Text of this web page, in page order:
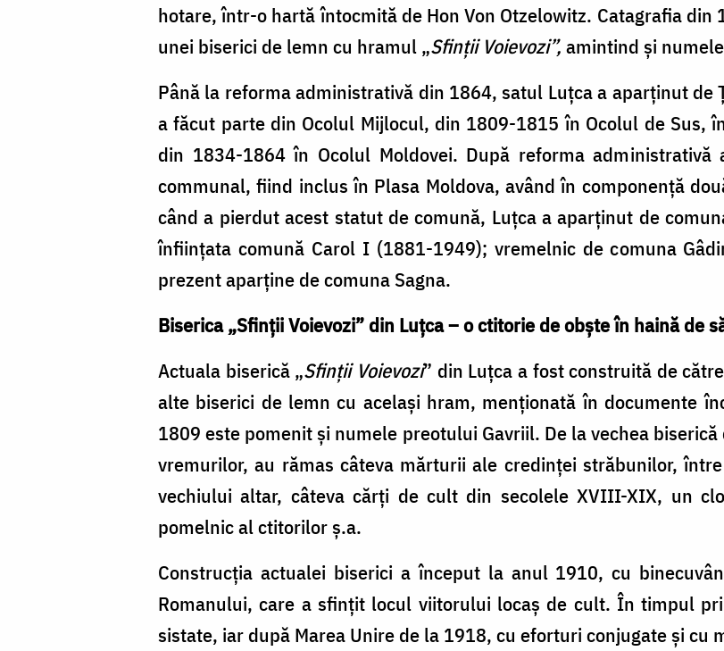
hotare, într-o hartă întocmită de Hon Von Otzelowitz. Catagrafia din
unei biserici de lemn cu hramul „Sfinții Voievozi”, amintind și
Până la reforma administrativă din 1864, satul Luțca a aparținut
a făcut parte din Ocolul Mijlocul, din 1809-1815 în Ocolul de Sus,
din 1834-1864 în Ocolul Moldovei. După reforma
communal, fiind inclus în Plasa Moldova, având în componență
când a pierdut acest statut de comună, Luțca a aparținut de
înființata comună Carol I (1881-1949); vremelnic de comuna
prezent aparține de comuna Sagna.
Biserica „Sfinții Voievozi” din Luțca – o ctitorie de obște în haină de
Actuala biserică „Sfinții Voievozi” din Luțca a fost construită de
alte biserici de lemn cu același hram, menționată în documente
1809 este pomenit și numele preotului Gavriil. De la vechea
vremurilor, au rămas câteva mărturii ale credinței străbunilor,
vechiului altar, câteva cărți de cult din secolele XVIII-XIX, un
pomelnic al ctitorilor ș.a.
Construcția actualei biserici a început la anul 1910, cu
Romanului, care a sfințit locul viitorului locaș de cult. În timpul
sistate, iar după Marea Unire de la 1918, cu eforturi conjugate și